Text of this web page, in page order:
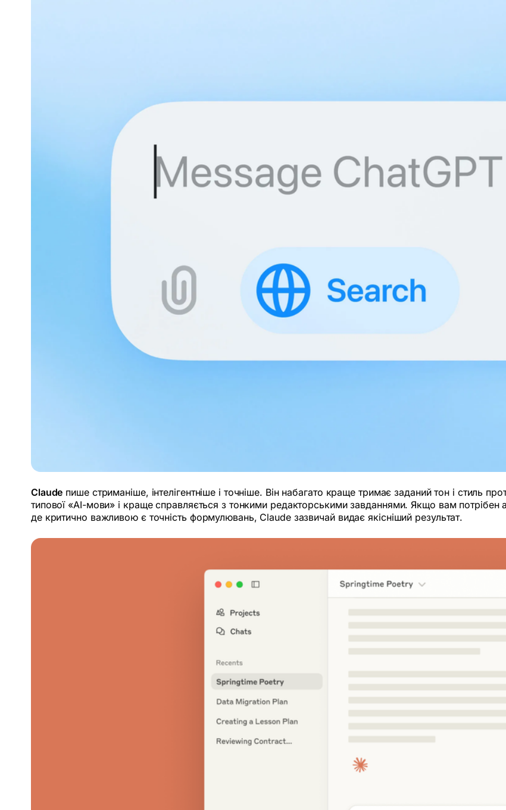
Claude пише стриманіше, інтелігентніше і точніше. Він набагато краще тримає заданий тон і стиль
типової «AI-мови» і краще справляється з тонкими редакторськими завданнями. Якщо вам потрібен
де критично важливою є точність формулювань, Claude зазвичай видає якісніший результат.